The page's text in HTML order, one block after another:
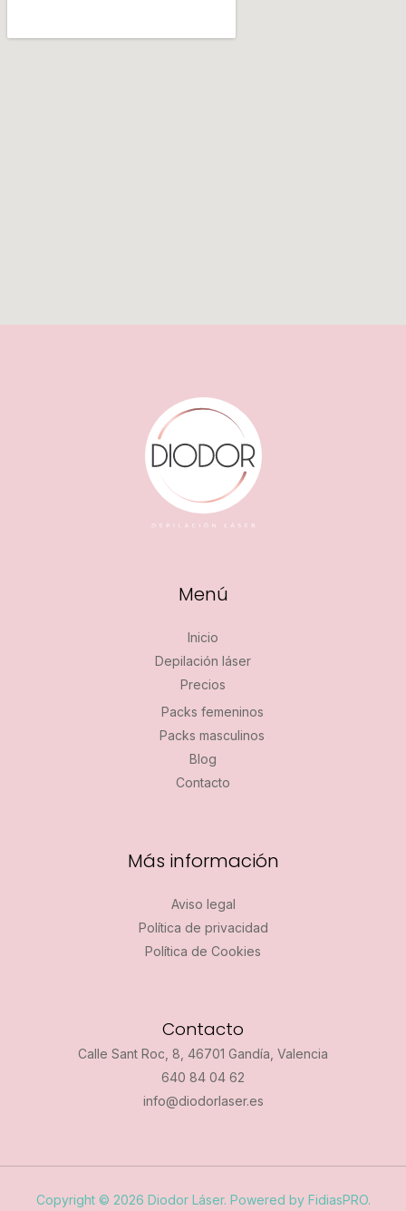
Menú
Inicio
Depilación láser
Precios
Packs femeninos
Packs masculinos
Blog
Contacto
Más información
Aviso legal
Política de privacidad
Política de Cookies
Contacto
Calle Sant Roc, 8, 46701 Gandía, Valencia
640 84 04 62
info@diodorlaser.es
Copyright © 2026 Diodor Láser. Powered by FidiasPRO.